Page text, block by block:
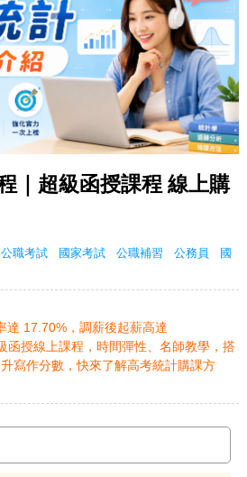
｜超級函授課程 線上購
公職考試 國家考試 公職補習 公務員
國
達 17.70%，調薪後起薪高達
函授線上課程，時間彈性、名師教學，搭
寫作分數，快來了解高考統計購課方